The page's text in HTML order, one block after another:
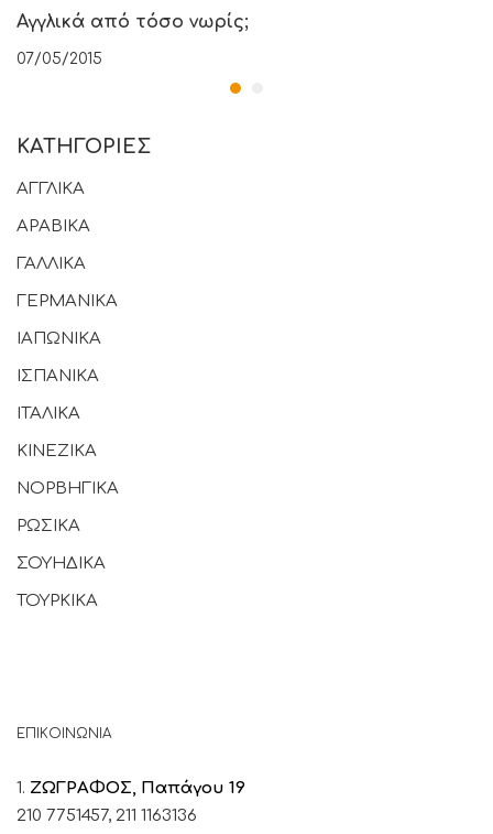
Αγγλικά από τόσο νωρίς;
07/05/2015
KΑΤΗΓΟΡΊΕΣ
ΑΓΓΛΙΚΑ
ΑΡΑΒΙΚΑ
ΓΑΛΛΙΚΑ
ΓΕΡΜΑΝΙΚΑ
ΙΑΠΩΝΙΚΑ
ΙΣΠΑΝΙΚΑ
ΙΤΑΛΙΚΑ
ΚΙΝΕΖΙΚΑ
ΝΟΡΒΗΓΙΚΑ
ΡΩΣΙΚΑ
ΣΟΥΗΔΙΚΑ
ΤΟΥΡΚΙΚΑ
ΕΠΙΚΟΙΝΩΝΙΑ
1. ΖΩΓΡΑΦΟΣ, Παπάγου 19
210 7751457, 211 1163136